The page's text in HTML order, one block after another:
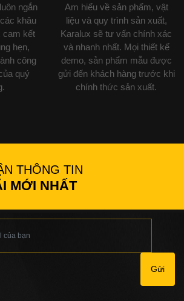
ngắn
khâu
cam kết
hẹn,
công
quý
Am hiểu về sản phẩm, vật
liệu và quy trình sản xuất,
Karalux sẽ tư vấn chính xác
và nhanh nhất. Mọi thiết kế
demo, sản phẩm mẫu được
gửi đến khách hàng trước khi
chính thức sản xuất.
THÔNG TIN
MỚI NHẤT
Gửi